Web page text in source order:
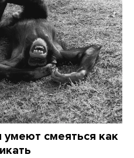
смеяться как